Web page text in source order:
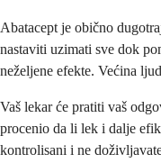
Abatacept je obično
nastaviti uzimati sve dok
neželjene efekte. Većina
Vaš lekar će pratiti vaš
procenio da li lek i dalje
kontrolisani i ne